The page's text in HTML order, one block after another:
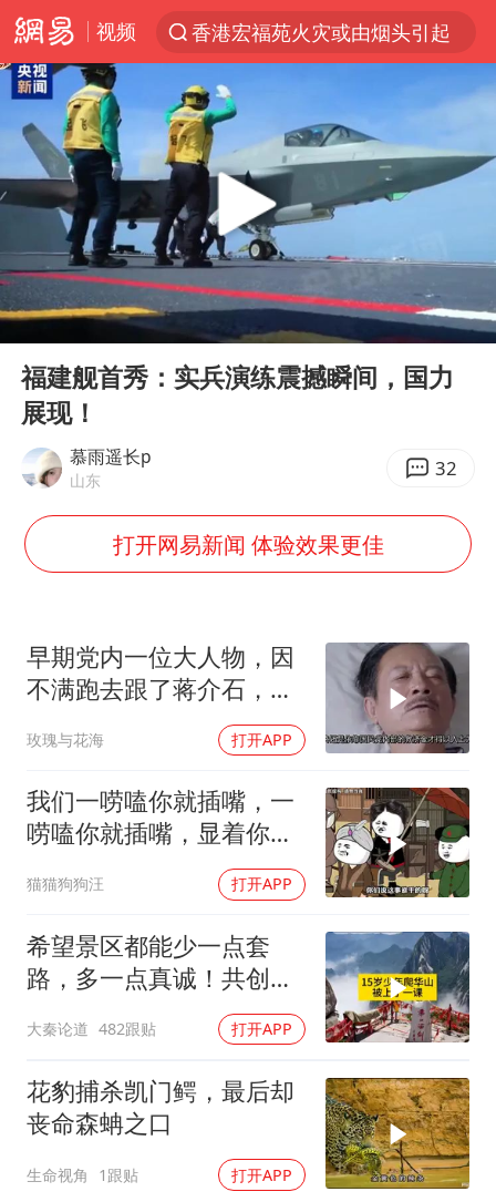
视频
香港宏福苑火灾或由烟头引起
刘浩存百花奖开幕式红裙起舞
台风白海豚闭眼浙江上海处于危险半圆
张本智和：零封向鹏不意外
用AI造出新病毒意味着什么
今年第二强台风将带来多大影响
美股创4月份以来最大单周涨幅
女子被狗舔脚确诊三级暴露 医生回应
光伏八巨头签署“不低于成本价”倡议
多所幼师院校开设养老专业
台州《告全体市民书》：非必要不外出
习近平心系体育强国建设
Play
00:00 04:49
福建舰首秀：实兵演练震撼瞬间，国力
展现！
慕雨遥长p
山东 32
打开网易新闻 体验效果更佳
早期党内一位大人物，因
不满跑去跟了蒋介石，不
玫瑰与花海 打开APP
我们一唠嗑你就插嘴，一
唠嗑你就插嘴，显着你
猫猫狗狗汪 打开APP
希望景区都能少一点套
路，多一点真诚！共创良
大秦论道 482跟贴 打开APP
花豹捕杀凯门鳄，最后却
丧命森蚺之口
生命视角 1跟贴 打开APP